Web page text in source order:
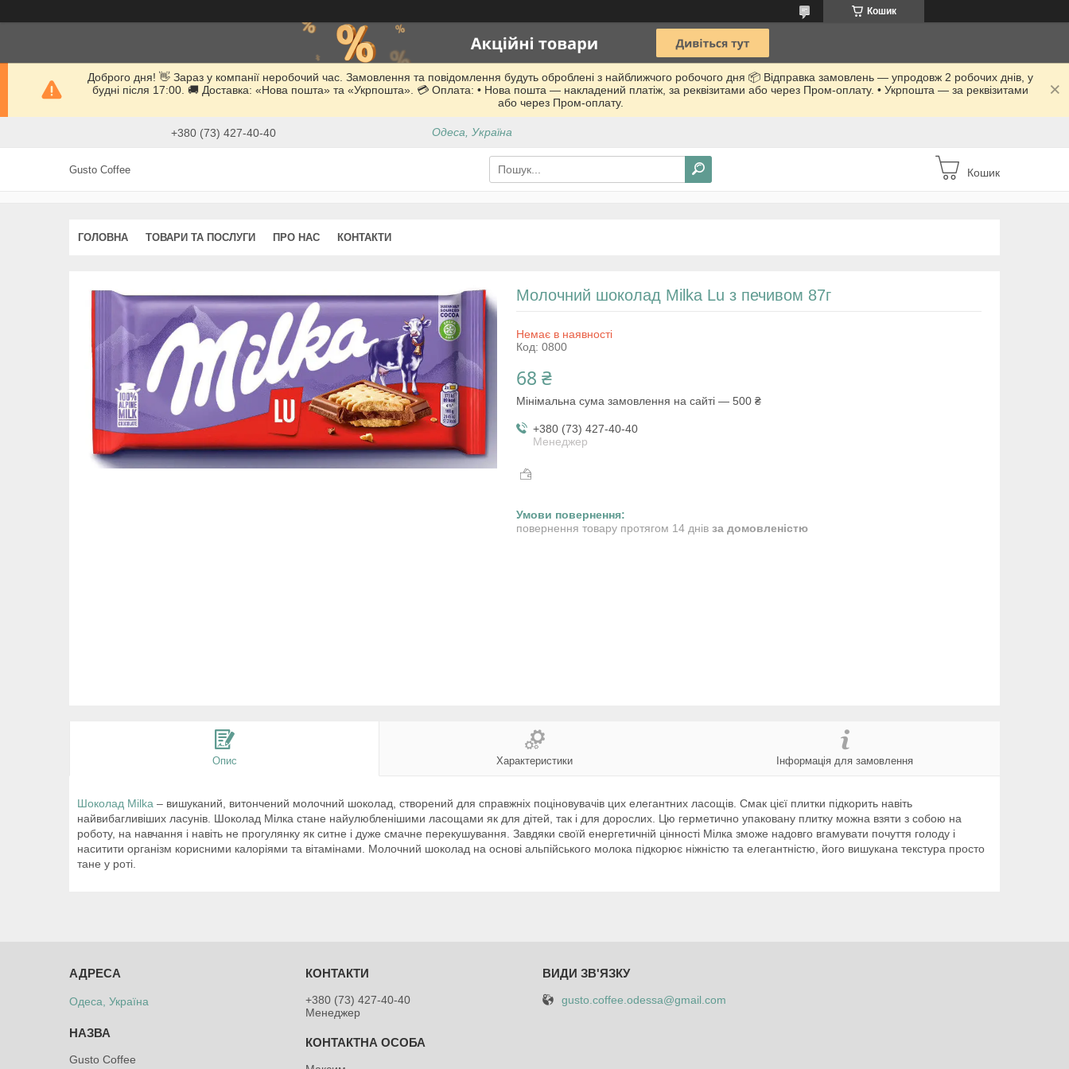
Кошик
Доброго дня! 👋 Зараз у компанії неробочий час. Замовлення та повідомлення будуть оброблені з найближчого робочого дня 📦 Відправка замовлень — упродовж 2 робочих днів, у
будні після 17:00. 🚚 Доставка: «Нова пошта» та «Укрпошта». 💳 Оплата: • Нова пошта — накладений платіж, за реквізитами або через Пром-оплату. • Укрпошта — за реквізитами
або через Пром-оплату.
+380 (73) 427-40-40 Одеса, Україна
Gusto Coffee Кошик
ГОЛОВНА ТОВАРИ ТА ПОСЛУГИ ПРО НАС КОНТАКТИ
Молочний шоколад Milka Lu з печивом 87г
Немає в наявності
Код: 0800
68 ₴
Мінімальна сума замовлення на сайті — 500 ₴
+380 (73) 427-40-40
Менеджер
повернення товару протягом 14 днів за домовленістю
Опис Характеристики Інформація для замовлення
Шоколад Milka – вишуканий, витончений молочний шоколад, створений для справжніх поціновувачів цих елегантних ласощів. Смак цієї плитки підкорить навіть
найвибагливіших ласунів. Шоколад Мілка стане найулюбленішими ласощами як для дітей, так і для дорослих. Цю герметично упаковану плитку можна взяти з собою на
роботу, на навчання і навіть не прогулянку як ситне і дуже смачне перекушування. Завдяки своїй енергетичній цінності Мілка зможе надовго вгамувати почуття голоду і
наситити організм корисними калоріями та вітамінами. Молочний шоколад на основі альпійського молока підкорює ніжністю та елегантністю, його вишукана текстура просто
тане у роті.
Одеса, Україна
Gusto Coffee
+380 (73) 427-40-40
Менеджер
gusto.coffee.odessa@gmail.com